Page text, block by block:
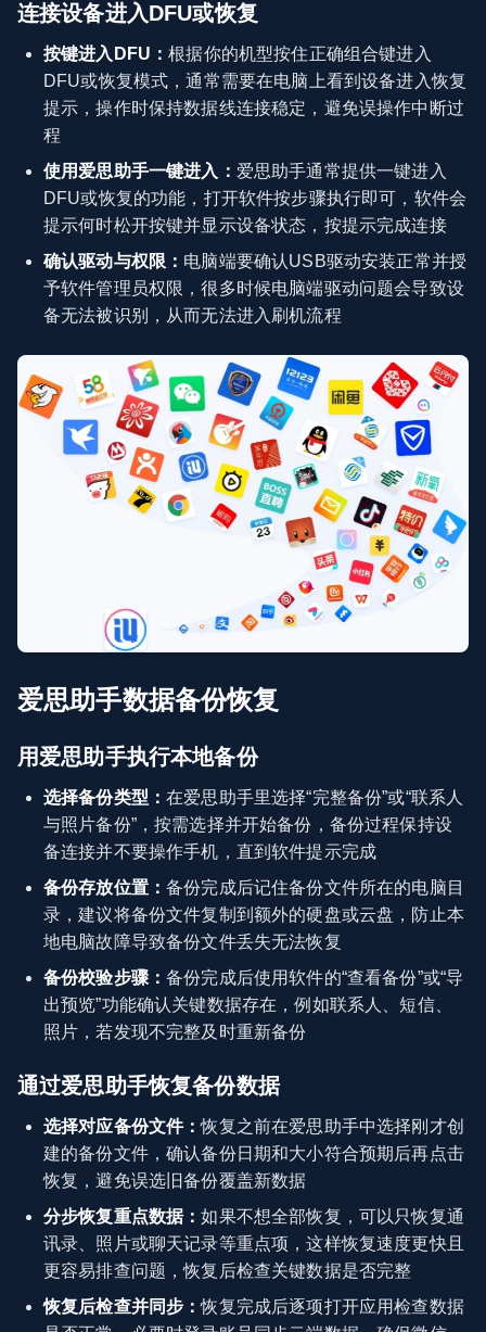
连接设备进入DFU或恢复
按键进入DFU：根据你的机型按住正确组合键进入
DFU或恢复模式，通常需要在电脑上看到设备进入恢复
提示，操作时保持数据线连接稳定，避免误操作中断过
程
使用爱思助手一键进入： 爱思助手通常提供一键进入
DFU或恢复的功能，打开软件按步骤执行即可，软件会
提示何时松开按键并显示设备状态，按提示完成连接
确认驱动与权限： 电脑端要确认USB驱动安装正常并授
予软件管理员权限，很多时候电脑端驱动问题会导致设
备无法被识别，从而无法进入刷机流程
爱思助手数据备份恢复
用爱思助手执行本地备份
选择备份类型：在爱思助手里选择“完整备份”或“联系人
与照片备份”，按需选择并开始备份，备份过程保持设
备连接并不要操作手机，直到软件提示完成
备份存放位置：备份完成后记住备份文件所在的电脑目
录，建议将备份文件复制到额外的硬盘或云盘，防止本
地电脑故障导致备份文件丢失无法恢复
备份校验步骤：备份完成后使用软件的“查看备份”或“导
出预览”功能确认关键数据存在，例如联系人、短信、
照片，若发现不完整及时重新备份
通过爱思助手恢复备份数据
选择对应备份文件：恢复之前在爱思助手中选择刚才创
建的备份文件，确认备份日期和大小符合预期后再点击
恢复，避免误选旧备份覆盖新数据
分步恢复重点数据：如果不想全部恢复，可以只恢复通
讯录、照片或聊天记录等重点项，这样恢复速度更快且
更容易排查问题，恢复后检查关键数据是否完整
恢复后检查并同步：恢复完成后逐项打开应用检查数据